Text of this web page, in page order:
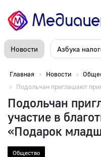
Новости Азбука
Главная Новости
Подольчан приглашают
Подольчан
участие в
«Подарок
Общество